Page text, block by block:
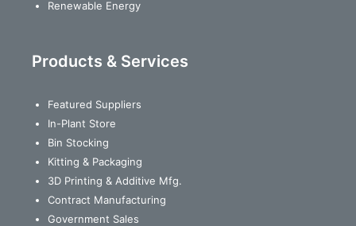
Renewable Energy
Products & Services
Featured Suppliers
In-Plant Store
Bin Stocking
Kitting & Packaging
3D Printing & Additive Mfg.
Contract Manufacturing
Government Sales